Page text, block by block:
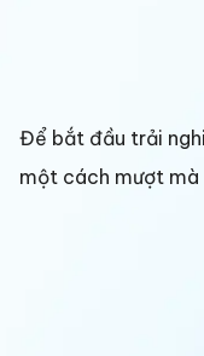
Để bắt đầu trải
một cách mượt mà